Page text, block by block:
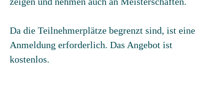
Da die Teilnehmerplätze begrenzt sind, ist eine
Anmeldung erforderlich. Das Angebot ist
kostenlos.